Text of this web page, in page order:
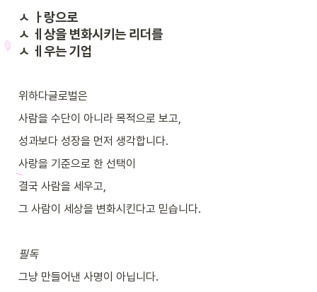
ㅅ ㅏ랑으로
ㅅ ㅔ상을 변화시키는 리더를
ㅅ ㅔ우는 기업
위하다글로벌은
사람을 수단이 아니라 목적으로 보고,
성과보다 성장을 먼저 생각합니다.
사랑을 기준으로 한 선택이
결국 사람을 세우고,
그 사람이 세상을 변화시킨다고 믿습니다.
필독
그냥 만들어낸 사명이 아닙니다.